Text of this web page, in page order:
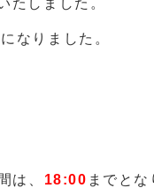
たしました。
になりました。
は、 18:00 までとな